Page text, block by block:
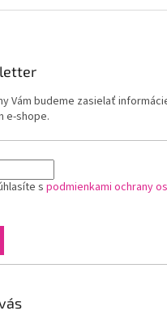
Vám budeme zasielať
e-shope.
s podmienkami ochrany